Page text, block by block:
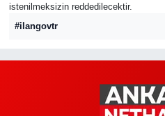
istenilmeksizin reddedilecektir.
#ilangovtr